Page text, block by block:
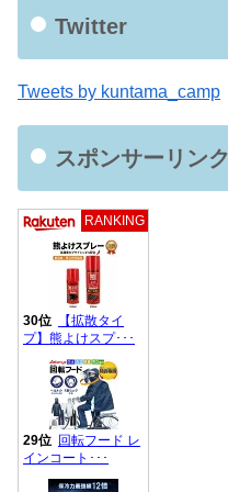
Twitter
Tweets by kuntama_camp
スポンサーリンク